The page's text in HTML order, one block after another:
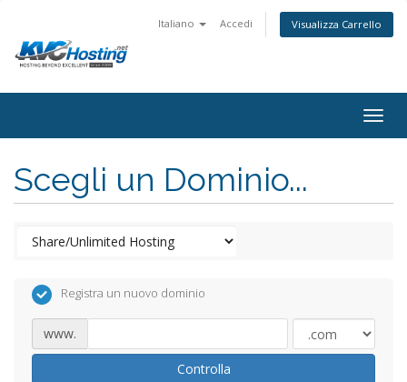
Italiano Accedi Visualizza Carrello
Scegli un Dominio...
Registra un nuovo dominio
www.
Controlla